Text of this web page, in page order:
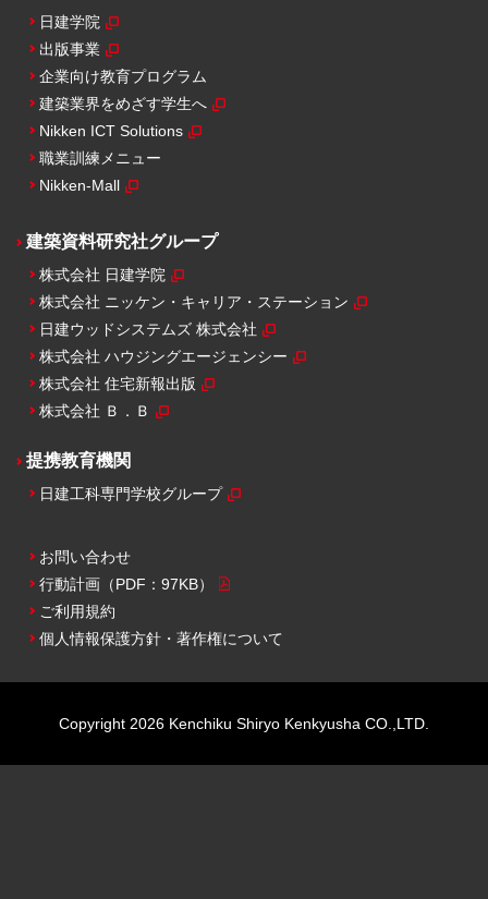
日建学院
出版事業
企業向け教育プログラム
建築業界をめざす学生へ
Nikken ICT Solutions
職業訓練メニュー
Nikken-Mall
建築資料研究社グループ
株式会社 日建学院
株式会社 ニッケン・キャリア・ステーション
日建ウッドシステムズ 株式会社
株式会社 ハウジングエージェンシー
株式会社 住宅新報出版
株式会社 Ｂ．Ｂ
提携教育機関
日建工科専門学校グループ
お問い合わせ
行動計画 （PDF：97KB）
ご利用規約
個人情報保護方針・ 著作権について
Copyright 2026 Kenchiku Shiryo Kenkyusha CO.,LTD.